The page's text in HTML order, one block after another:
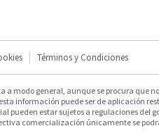
Términos y Condiciones
a modo general, aunque se procura que
información puede ser de aplicación
pueden estar sujetos a regulaciones del
comercialización únicamente se